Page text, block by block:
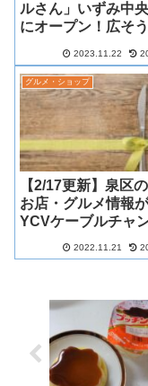
ルさん」いずみ中
にオープン！広そう
2023.11.22
グルメ・ショップ
【2/17更新】泉区
お店・グルメ情報
YCVケーブルチャ
ェック！
2022.11.21